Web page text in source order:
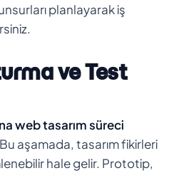
planlayarak iş
ve Test
web tasarım süreci
aşamada, tasarım fikirleri
hale gelir. Prototip,